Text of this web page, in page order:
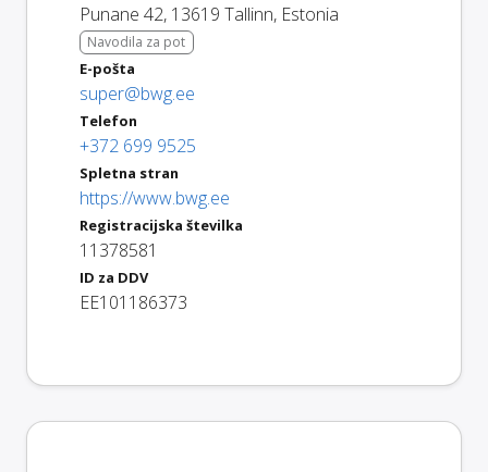
Punane 42, 13619 Tallinn, Estonia
Navodila za pot
E-pošta
super@bwg.ee
Telefon
+372 699 9525
Spletna stran
https://www.bwg.ee
Registracijska številka
11378581
ID za DDV
EE101186373